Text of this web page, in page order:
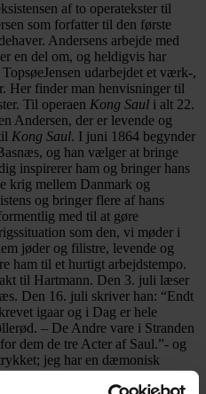
af to operatekster til
som forfatter til den første
Andersens arbejde med
en del om, og heldigvis har
udarbejdet et værk-,
Her finder man henvisninger til
Til operaen Kong Saul i alt 22.
Andersen, der er levende og
Kong Saul. I juni 1864 begynder
og han vælger at bringe
inspirerer ham og bringer hans
krig mellem Danmark og
og bringer flere af hans
med til at gøre
som den, vi møder i
jøder og filistre, levende og
ham til et hurtigt arbejdstempo.
til Hartmann. Den 3. juli læser
Den 16. juli skriver han: “Endt
igaar og i Dag er hele
– De Andre vare i Stranden
dem de tre Acter af Saul.”- og
jeg har en dæmonisk
Dæmon, skrevet flere Stropher